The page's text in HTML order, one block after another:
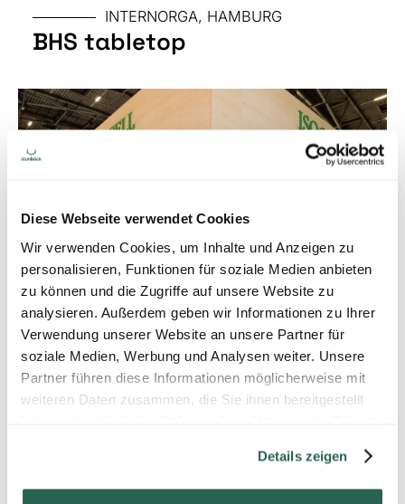
Diese Webseite verwendet Cookies
Wir verwenden Cookies, um Inhalte und Anzeigen zu
personalisieren, Funktionen für soziale Medien anbieten
zu können und die Zugriffe auf unsere Website zu
analysieren. Außerdem geben wir Informationen zu Ihrer
Verwendung unserer Website an unsere Partner für
soziale Medien, Werbung und Analysen weiter. Unsere
Partner führen diese Informationen möglicherweise mit
weiteren Daten zusammen, die Sie ihnen bereitgestellt
Details zeigen
INTERNORGA, HAMBURG
BHS tabletop
GRÖSSE
BAU, MÜNCHEN | DACH+HOLZ,
STUTTGART
ISOCELL
KONGRESS
GRÖSSE